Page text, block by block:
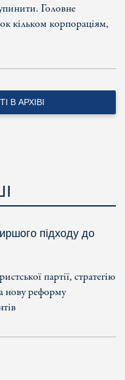
Головне
кільком корпораціям,
В АРХІВІ
підходу до
партії, стратегію
нову реформу